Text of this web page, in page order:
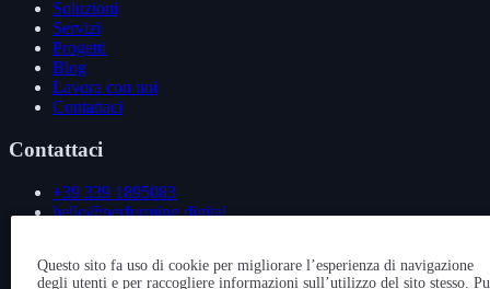
Soluzioni
Servizi
Progetti
Blog
Lavora con noi
Contattaci
Contattaci
+39 339 1895083
hello@performing.digital
20092 Cinisello Balsamo (MI)
Questo sito fa uso di cookie per migliorare l’esperienza di navigazione
degli utenti e per raccogliere informazioni sull’utilizzo del sito stesso.